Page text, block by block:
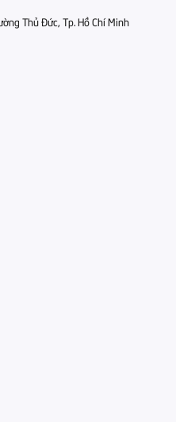
Thủ Đức, Tp. Hồ Chí Minh